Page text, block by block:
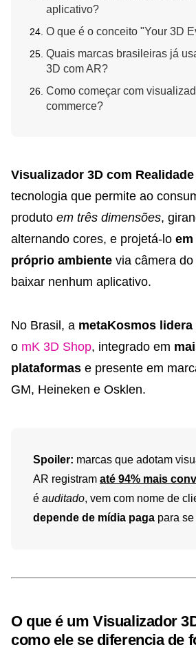
aplicativo?
O que é o conceito "Your 3D
Quais marcas brasileiras já
3D com AR?
Como começar com
commerce?
Visualizador 3D com
tecnologia que permite ao
produto em três dimensões,
alternando cores, e projetá-lo
próprio ambiente via câmera
baixar nenhum aplicativo.
No Brasil, a metaKosmos
o mK 3D Shop, integrado em
plataformas e presente em
GM, Heineken e Osklen.
Spoiler: marcas que adotam
AR registram até 94% mais
é auditado, vem com nome de
depende de mídia paga para se
O que é um Visualizador
como ele se diferencia de